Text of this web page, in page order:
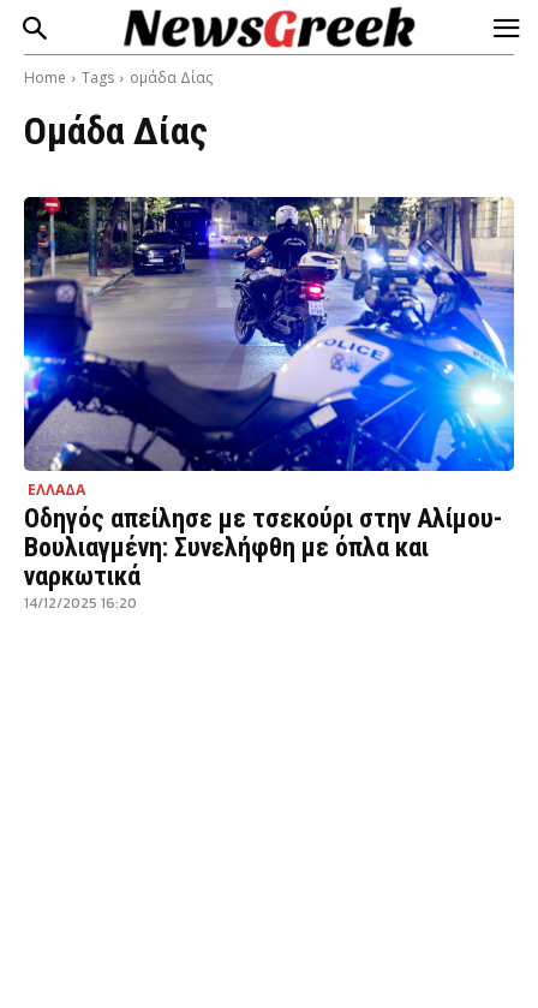
Home Tags ομάδα Δίας
Ομάδα Δίας
ΕΛΛΑΔΑ
Οδηγός απείλησε με τσεκούρι στην Αλίμου-
Βουλιαγμένη: Συνελήφθη με όπλα και
ναρκωτικά
14/12/2025 16:20